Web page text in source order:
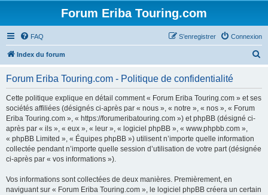
Forum Eriba Touring.com
FAQ Connexion
S’enregistrer
Index du forum
Forum Eriba Touring.com - Politique de confidentialité
Cette politique explique en détail comment « Forum Eriba Touring.com » et ses
sociétés affiliées (désignés ci-après par « nous », « notre », « nos », « Forum
Eriba Touring.com », « https://forumeribatouring.com ») et phpBB (désigné ci-
après par « ils », « eux », « leur », « logiciel phpBB », « www.phpbb.com »,
« phpBB Limited », « Équipes phpBB ») utilisent n’importe quelle information
collectée pendant n’importe quelle session d’utilisation de votre part (désignée
ci-après par « vos informations »).
Vos informations sont collectées de deux manières. Premièrement, en
naviguant sur « Forum Eriba Touring.com », le logiciel phpBB créera un certain